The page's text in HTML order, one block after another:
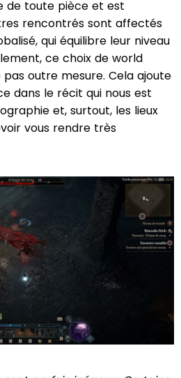
de toute pièce et est
rencontrés sont affectés
qui équilibre leur niveau
ce choix de world
outre mesure. Cela ajoute
dans le récit qui nous est
et, surtout, les lieux
vous rendre très